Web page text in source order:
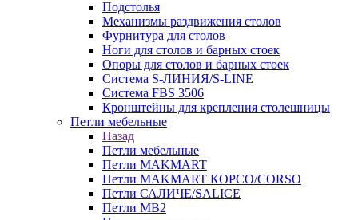
Подстолья
Механизмы раздвижения столов
Фурнитура для столов
Ноги для столов и барных стоек
Опоры для столов и барных стоек
Система S-ЛИНИЯ/S-LINE
Система FBS 3506
Кронштейны для крепления столешницы
Петли мебельные
Назад
Петли мебельные
Петли MAKMART
Петли MAKMART КОРСО/CORSO
Петли САЛИЧЕ/SALICE
Петли MB2